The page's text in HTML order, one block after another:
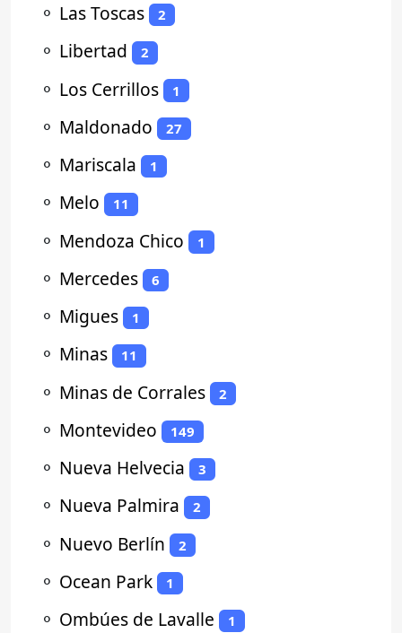
⚬ Las Toscas 2
⚬ Libertad 2
⚬ Los Cerrillos 1
⚬ Maldonado 27
⚬ Mariscala 1
⚬ Melo 11
⚬ Mendoza Chico 1
⚬ Mercedes 6
⚬ Migues 1
⚬ Minas 11
⚬ Minas de Corrales 2
⚬ Montevideo 149
⚬ Nueva Helvecia 3
⚬ Nueva Palmira 2
⚬ Nuevo Berlín 2
⚬ Ocean Park 1
⚬ Ombúes de Lavalle 1